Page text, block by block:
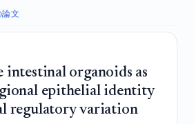
文
organoids as
epithelial identity
regulatory variation